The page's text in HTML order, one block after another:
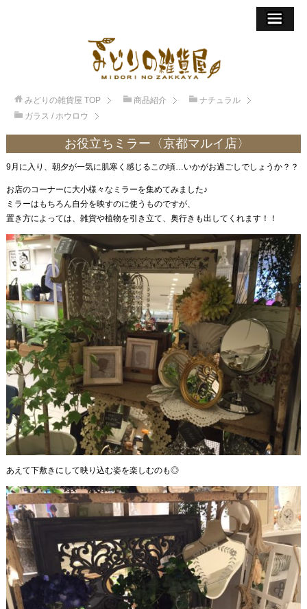
みどりの雑貨屋 TOP 商品紹介
ナチュラル
ガラス / ホウロウ
お役立ちミラー〈京都マルイ店〉
9月に入り、朝夕が一気に肌寒く感じるこの頃…いかがお過ごしでしょうか？？
お店のコーナーに大小様々なミラーを集めてみました♪
ミラーはもちろん自分を映すのに使うものですが、
置き方によっては、雑貨や植物を引き立て、奥行きも出してくれます！！
あえて下敷きにして映り込む姿を楽しむのも◎